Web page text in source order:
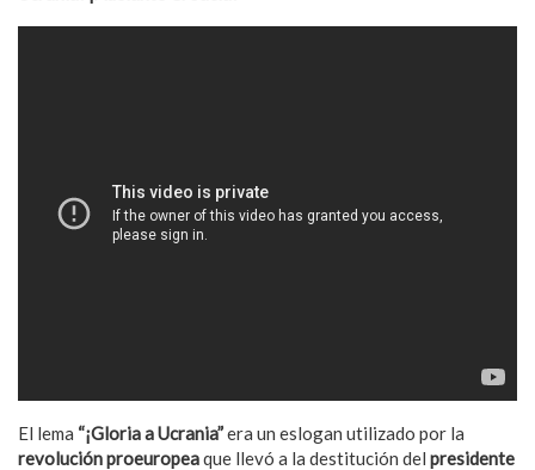
El lema “¡Gloria a Ucrania”era un eslogan utilizado por la
revolución proeuropeaque llevó a la destitución del presidente